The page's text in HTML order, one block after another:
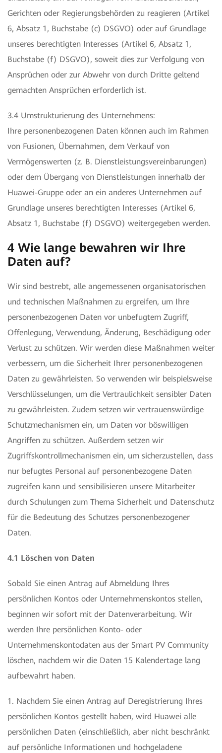
Gerichten oder Regierungsbehörden zu reagieren (Artikel
6, Absatz 1, Buchstabe (c) DSGVO) oder auf Grundlage
unseres berechtigten Interesses (Artikel 6, Absatz 1,
Buchstabe (f) DSGVO), soweit dies zur Verfolgung von
Ansprüchen oder zur Abwehr von durch Dritte geltend
gemachten Ansprüchen erforderlich ist.
3.4 Umstrukturierung des Unternehmens:
Ihre personenbezogenen Daten können auch im Rahmen
von Fusionen, Übernahmen, dem Verkauf von
Vermögenswerten (z. B. Dienstleistungsvereinbarungen)
oder dem Übergang von Dienstleistungen innerhalb der
Huawei-Gruppe oder an ein anderes Unternehmen auf
Grundlage unseres berechtigten Interesses (Artikel 6,
Absatz 1, Buchstabe (f) DSGVO) weitergegeben werden.
4 Wie lange bewahren wir Ihre
Daten auf?
Wir sind bestrebt, alle angemessenen organisatorischen
und technischen Maßnahmen zu ergreifen, um Ihre
personenbezogenen Daten vor unbefugtem Zugriff,
Offenlegung, Verwendung, Änderung, Beschädigung oder
Verlust zu schützen. Wir werden diese Maßnahmen weiter
verbessern, um die Sicherheit Ihrer personenbezogenen
Daten zu gewährleisten. So verwenden wir beispielsweise
Verschlüsselungen, um die Vertraulichkeit sensibler Daten
zu gewährleisten. Zudem setzen wir vertrauenswürdige
Schutzmechanismen ein, um Daten vor böswilligen
Angriffen zu schützen. Außerdem setzen wir
Zugriffskontrollmechanismen ein, um sicherzustellen, dass
nur befugtes Personal auf personenbezogene Daten
zugreifen kann und sensibilisieren unsere Mitarbeiter
durch Schulungen zum Thema Sicherheit und Datenschutz
für die Bedeutung des Schutzes personenbezogener
Daten.
4.1 Löschen von Daten
Sobald Sie einen Antrag auf Abmeldung Ihres
persönlichen Kontos oder Unternehmenskontos stellen,
beginnen wir sofort mit der Datenverarbeitung. Wir
werden Ihre persönlichen Konto- oder
Unternehmenskontodaten aus der Smart PV Community
löschen, nachdem wir die Daten 15 Kalendertage lang
aufbewahrt haben.
1. Nachdem Sie einen Antrag auf Deregistrierung Ihres
persönlichen Kontos gestellt haben, wird Huawei alle
persönlichen Daten (einschließlich, aber nicht beschränkt
auf persönliche Informationen und hochgeladene